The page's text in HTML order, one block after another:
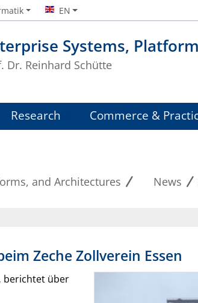
Systems,
Dr. Reinhard Schütte
EN
Research Commerce &
and Architectures News
Zeche Zollverein Essen
berichtet über